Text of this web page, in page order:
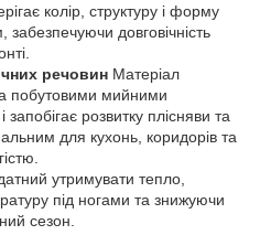
колір, структуру і форму
довговічність
речовин Матеріал
побутовими мийними
розвитку плісняви та
для кухонь, коридорів та
утримувати тепло,
під ногами та знижуючи
сезон.